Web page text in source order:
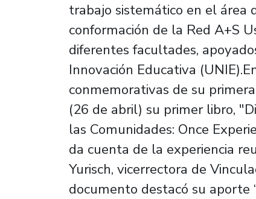
trabajo sistemático en el área
conformación de la Red A+S
diferentes facultades,
Innovación Educativa
conmemorativas de su
(26 de abril) su primer libro,
las Comunidades: Once
da cuenta de la experiencia
Yurisch, vicerrectora de
documento destacó su aporte